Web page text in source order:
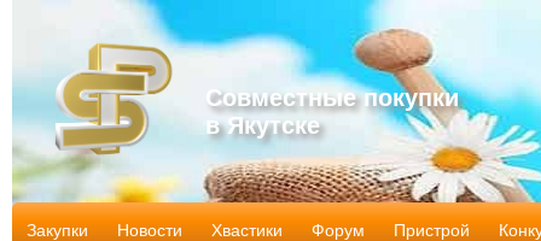
Совместные покупки
в Якутске
Закупки Новости Хвастики Форум Пристрой